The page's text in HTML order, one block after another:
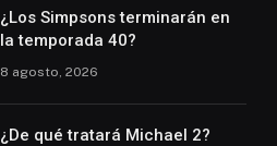
¿Los Simpsons terminarán en
la temporada 40?
8 agosto, 2026
¿De qué tratará Michael 2?